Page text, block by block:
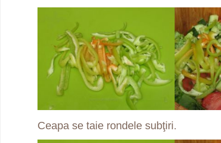
Ceapa se taie rondele subţiri.